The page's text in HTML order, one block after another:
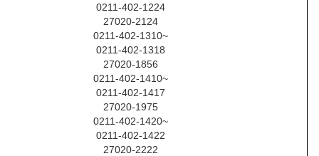
0211-402-1224
27020-2124
0211-402-1310~
0211-402-1318
27020-1856
0211-402-1410~
0211-402-1417
27020-1975
0211-402-1420~
0211-402-1422
27020-2222